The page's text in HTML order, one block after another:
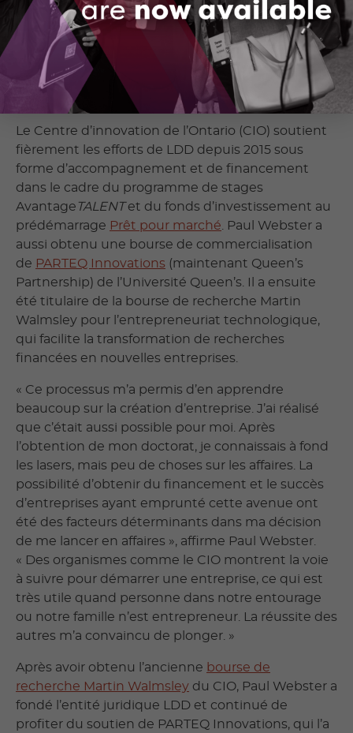
renforcé sa confiance dans la technique
innovatrice.
Consciente de la valeur de LDD et de la
technologie créée par Paul Webster,
IPG s’est
portée acquéreur de
LDDen 2017.
Le Centre d’innovation de l’Ontario (CIO) soutient
fièrement les efforts de LDD depuis 2015 sous
forme d’accompagnement et de financement
dans le cadre du programme de stages
Avantage TALENTet du fonds d’investissement au
prédémarrage Prêt pour marché . Paul Webster a
aussi obtenu une bourse de commercialisation
de PARTEQ Innovations (maintenant Queen’s
Partnership) de l’Université Queen’s. Il a ensuite
été titulaire de la bourse de recherche Martin
Walmsley pour l’entrepreneuriat technologique,
qui facilite la transformation de recherches
financées en nouvelles entreprises.
« Ce processus m’a permis d’en apprendre
beaucoup sur la création d’entreprise. J’ai réalisé
que c’était aussi possible pour moi. Après
l’obtention de mon doctorat, je connaissais à fond
les lasers, mais peu de choses sur les affaires. La
possibilité d’obtenir du financement et le succès
d’entreprises ayant emprunté cette avenue ont
été des facteurs déterminants dans ma décision
de me lancer en affaires », affirme Paul Webster.
« Des organismes comme le CIO montrent la voie
à suivre pour démarrer une entreprise, ce qui est
très utile quand personne dans notre entourage
ou notre famille n’est entrepreneur. La réussite des
autres m’a convaincu de plonger. »
Après avoir obtenu l’ancienne bourse de
recherche Martin Walmsley du CIO, Paul Webster a
fondé l’entité juridique LDD et continué de
profiter du soutien de PARTEQ Innovations, qui l’a